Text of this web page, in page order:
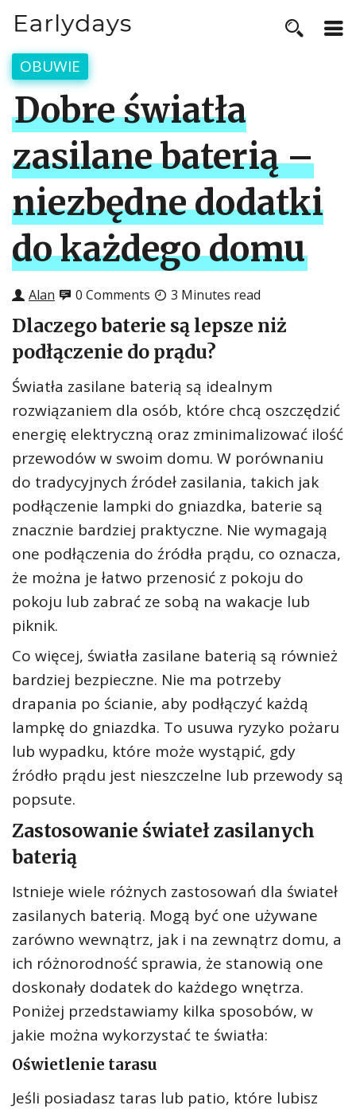
OBUWIE
Dobre światła
zasilane baterią –
niezbędne dodatki
do każdego domu
Alan 0 Comments 3 Minutes read
Dlaczego baterie są lepsze niż
podłączenie do prądu?
Światła zasilane baterią są idealnym
rozwiązaniem dla osób, które chcą oszczędzić
energię elektryczną oraz zminimalizować ilość
przewodów w swoim domu. W porównaniu
do tradycyjnych źródeł zasilania, takich jak
podłączenie lampki do gniazdka, baterie są
znacznie bardziej praktyczne. Nie wymagają
one podłączenia do źródła prądu, co oznacza,
że można je łatwo przenosić z pokoju do
pokoju lub zabrać ze sobą na wakacje lub
piknik.
Co więcej, światła zasilane baterią są również
bardziej bezpieczne. Nie ma potrzeby
drapania po ścianie, aby podłączyć każdą
lampkę do gniazdka. To usuwa ryzyko pożaru
lub wypadku, które może wystąpić, gdy
źródło prądu jest nieszczelne lub przewody są
popsute.
Zastosowanie świateł zasilanych
baterią
Istnieje wiele różnych zastosowań dla świateł
zasilanych baterią. Mogą być one używane
zarówno wewnątrz, jak i na zewnątrz domu, a
ich różnorodność sprawia, że ​​stanowią one
doskonały dodatek do każdego wnętrza.
Poniżej przedstawiamy kilka sposobów, w
jakie można wykorzystać te światła:
Oświetlenie tarasu
Jeśli posiadasz taras lub patio, które lubisz